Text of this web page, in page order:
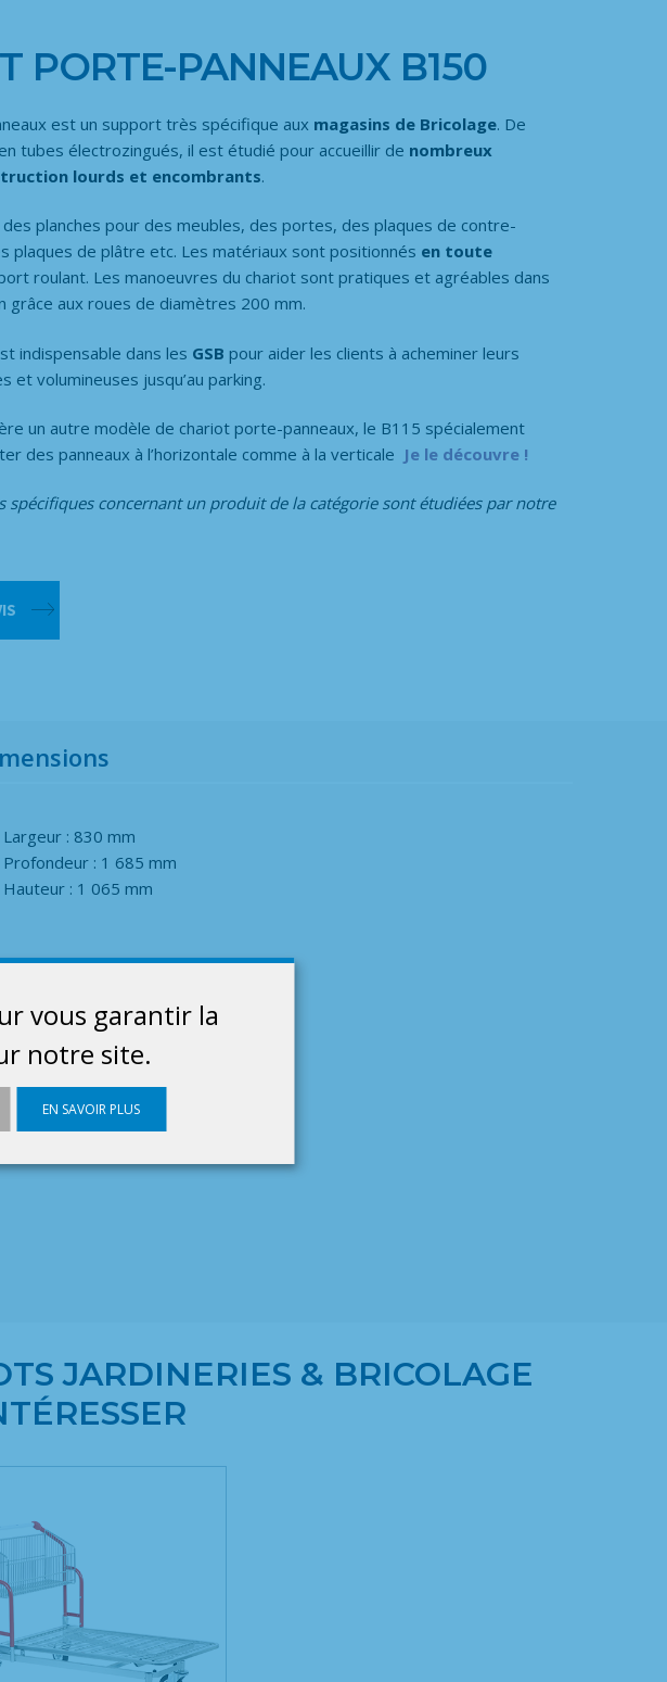
vous garantir la
notre site.
EN SAVOIR PLUS
PORTE-PANNEAUX B150
est un support très spécifique aux magasins de Bricolage. De
tubes électrozingués, il est étudié pour accueillir de nombreux
lourds et encombrants.
planches pour des meubles, des portes, des plaques de contre-
plaques de plâtre etc. Les matériaux sont positionnés en toute
roulant. Les manoeuvres du chariot sont pratiques et agréables dans
grâce aux roues de diamètres 200 mm.
indispensable dans les GSB pour aider les clients à acheminer leurs
et volumineuses jusqu’au parking.
un autre modèle de chariot porte-panneaux, le B115 spécialement
des panneaux à l’horizontale comme à la verticale Je le découvre !
spécifiques concernant un produit de la catégorie sont étudiées par notre
Largeur : 830 mm
Profondeur : 1 685 mm
Hauteur : 1 065 mm
JARDINERIES & BRICOLAGE